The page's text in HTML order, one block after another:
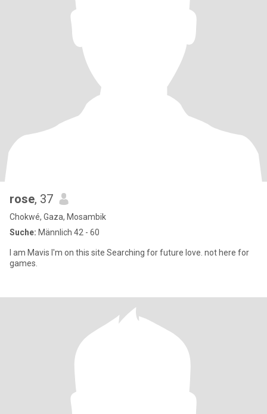
rose, 37
Chokwé, Gaza, Mosambik
Suche: Männlich 42 - 60
I am Mavis I'm on this site Searching for future love. not here for
games.